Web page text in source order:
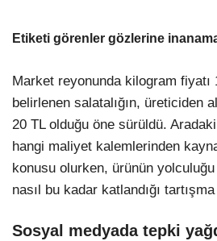
Etiketi görenler gözlerine
Market reyonunda kilogram fiyatı
belirlenen salatalığın, üreticiden
20 TL olduğu öne sürüldü.
hangi maliyet kalemlerinden
konusu olurken, ürünün yolculuğu
nasıl bu kadar katlandığı
Sosyal medyada tepki